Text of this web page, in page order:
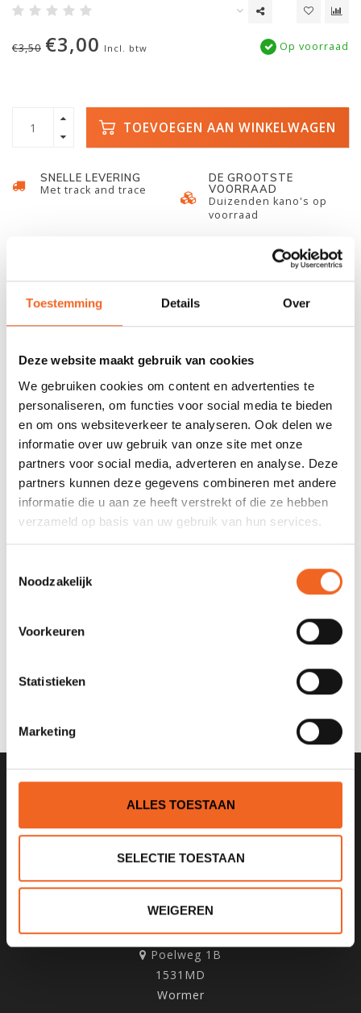
Toestemming Details Over
Deze website maakt gebruik van cookies
We gebruiken cookies om content en advertenties te
personaliseren, om functies voor social media te bieden
en om ons websiteverkeer te analyseren. Ook delen we
informatie over uw gebruik van onze site met onze
partners voor social media, adverteren en analyse. Deze
partners kunnen deze gegevens combineren met andere
informatie die u aan ze heeft verstrekt of die ze hebben
verzameld op basis van uw gebruik van hun services.
Noodzakelijk
Voorkeuren
Statistieken
Marketing
ALLES TOESTAAN
SELECTIE TOESTAAN
WEIGEREN
€3,50 €3,00 Incl. btw Op voorraad
TOEVOEGEN AAN WINKELWAGEN
SNELLE LEVERING
Met track and trace
DE GROOTSTE
VOORRAAD
Duizenden kano's op
voorraad
sterren
PROEFVAART
MOGELIJKHEID
Bij onze showroom
INFORMATIE
Universele D-ring Fitting voor sit-on-top kajaks. Deze fittingen
worden gebruikt om stoeltjes aan te bevestigen en elastiek
tussen te spannen. Daarnaast kunnen deze gebruikt worden om
materiaal aan te borgen.
Wordt geleverd per stuk
Geleverde exemplaar kan afwijken van afbeelding
SCHRIJF JE IN VOOR ONZE
Poelweg 1B
1531MD
Wormer